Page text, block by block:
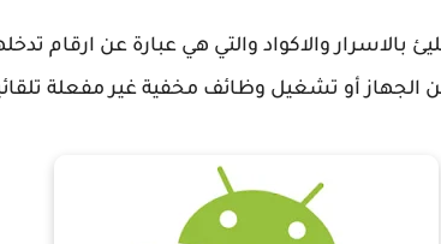
بالاسرار والاكواد والتي هي عبارة عن ارقام
أو تشغيل وظائف مخفية غير مفعلة